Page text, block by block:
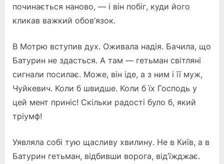
починається наново, — і він побіг, куди його
кликав важкий обов’язок.
В Мотрю вступив дух. Оживала надія. Бачила, що
Батурин не здасться. А там — гетьман світляні
сигнали посилає. Може, він іде, а з ним і її муж,
Чуйкевич. Коли б швидше. Коли б їх Господь у
цей мент приніс! Скільки радості було б, який
тріумф!
Уявляла собі тую щасливу хвилину. Не в Київ, а в
Батурин гетьман, відбивши ворога, від’їжджає.